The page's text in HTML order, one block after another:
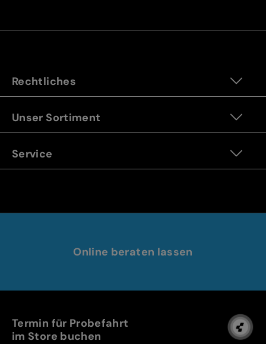
Rechtliches
Unser Sortiment
Service
Online beraten lassen
Termin für Probefahrt
im Store buchen